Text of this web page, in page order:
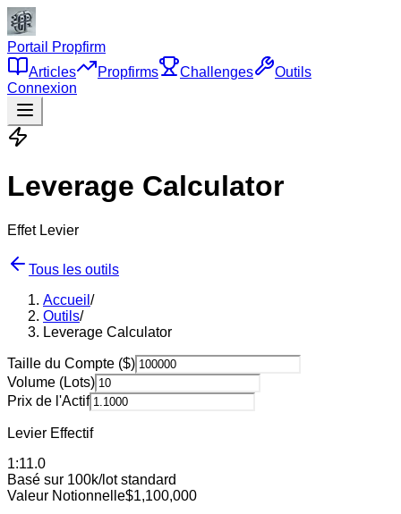
Portail Propfirm
Articles
Propfirms Challenges
Outils
Connexion
Leverage Calculator
Effet Levier
Tous les outils
Accueil /
Outils/
Leverage Calculator
Taille du Compte ($)
Volume (Lots)
Prix de l'Actif
Levier Effectif
1:11.0
Basé sur 100k/lot standard
Valeur Notionnelle$1,100,000